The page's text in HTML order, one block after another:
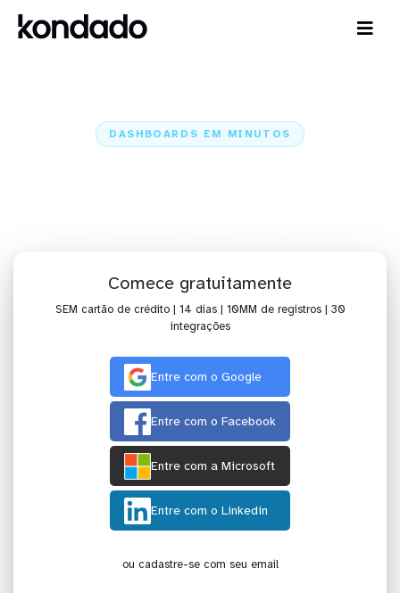
DASHBOARDS EM MINUTOS
Comece gratuitamente
SEM cartão de crédito | 14 dias | 10MM de registros | 30
integrações
Entre com o Google
Entre com o Facebook
Entre com a Microsoft
Entre com o Linkedin
ou cadastre-se com seu email